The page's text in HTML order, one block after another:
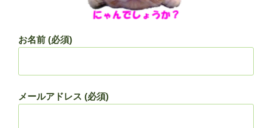
お名前 (必須)
メールアドレス (必須)